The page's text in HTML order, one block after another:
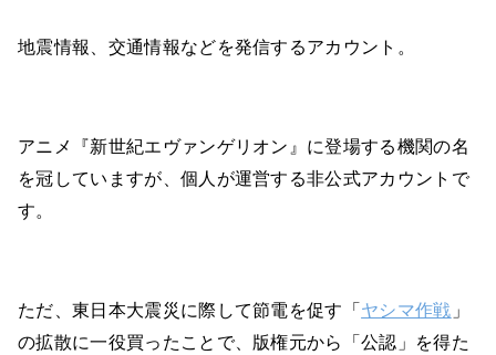
地震情報、交通情報などを発信するアカウント。
アニメ『新世紀エヴァンゲリオン』に登場する機関の名
を冠していますが、個人が運営する非公式アカウントで
す。
ただ、東日本大震災に際して節電を促す「ヤシマ作戦 」
の拡散に一役買ったことで、版権元から「公認」を得た